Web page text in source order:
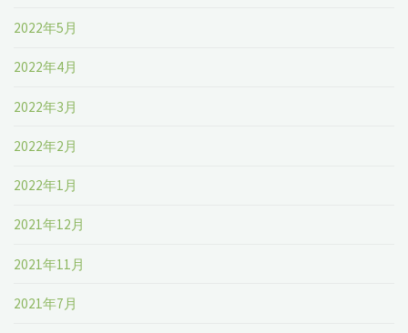
2022年5月
2022年4月
2022年3月
2022年2月
2022年1月
2021年12月
2021年11月
2021年7月